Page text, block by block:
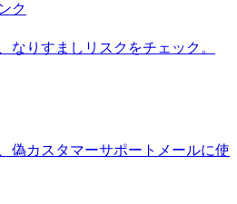
ク
なりすましリスクをチェック。
偽カスタマーサポートメールに使